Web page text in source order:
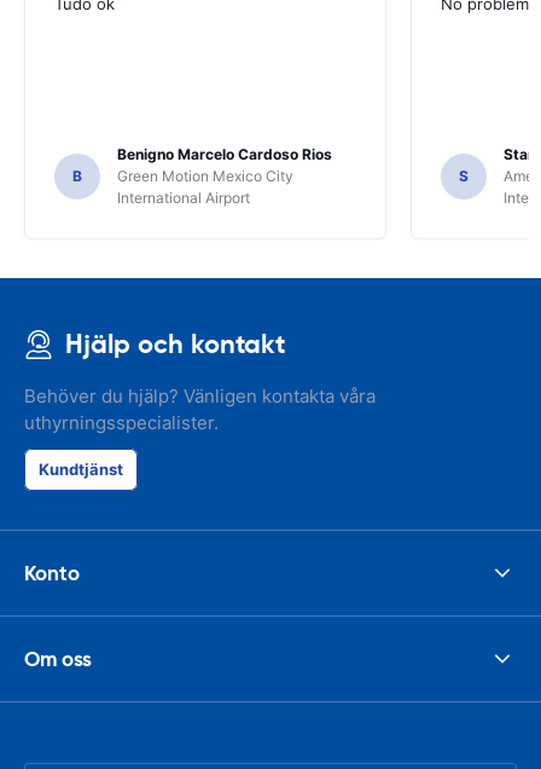
B
Benigno Marcelo Cardoso Rios
Green Motion Mexico City
International Airport
S
Hjälp och kontakt
Behöver du hjälp? Vänligen kontakta våra
uthyrningsspecialister.
Kundtjänst
Konto
Om oss